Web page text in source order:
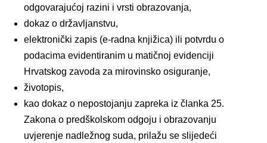
odgovarajućoj razini i vrsti obrazovanja,
dokaz o državljanstvu,
elektronički zapis (e-radna knjižica) ili potvrdu o
podacima evidentiranim u matičnoj evidenciji
Hrvatskog zavoda za mirovinsko osiguranje,
životopis,
kao dokaz o nepostojanju zapreka iz članka 25.
Zakona o predškolskom odgoju i obrazovanju
uvjerenje nadležnog suda, prilažu se slijedeći